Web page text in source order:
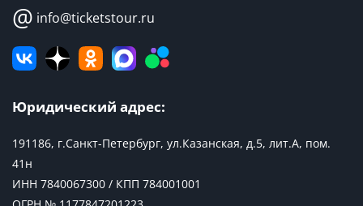
@ info@ticketstour.ru
Юридический адрес:
191186, г.Санкт-Петербург, ул.Казанская, д.5, лит.А, пом.
41н
ИНН 7840067300 / КПП 784001001